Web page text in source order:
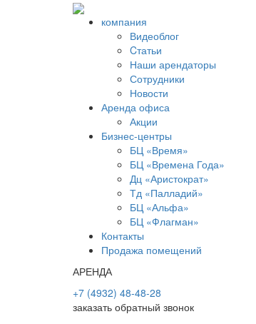
компания
Видеоблог
Cтатьи
Наши арендаторы
Сотрудники
Новости
Аренда офиса
Акции
Бизнес-центры
БЦ «Время»
БЦ «Времена Года»
Дц «Аристократ»
Тд «Палладий»
БЦ «Альфа»
БЦ «Флагман»
Контакты
Продажа помещений
АРЕНДА
+7 (4932) 48-48-28
заказать обратный звонок